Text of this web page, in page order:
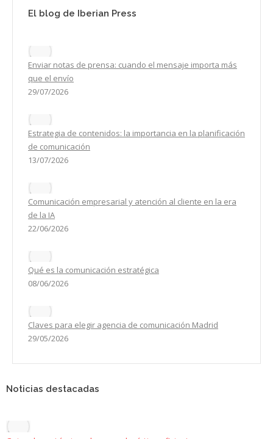
El blog de Iberian Press
Enviar notas de prensa: cuando el mensaje importa más
que el envío
29/07/2026
Estrategia de contenidos: la importancia en la planificación
de comunicación
13/07/2026
Comunicación empresarial y atención al cliente en la era
de la IA
22/06/2026
Qué es la comunicación estratégica
08/06/2026
Claves para elegir agencia de comunicación Madrid
29/05/2026
Noticias destacadas